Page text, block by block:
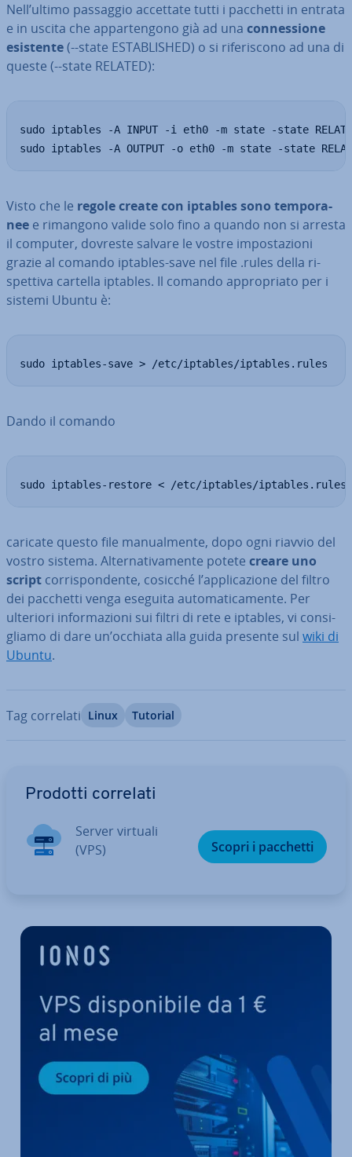
Nell’ultimo passaggio accettate tutti i pacchetti in entrata
e in uscita che ap­par­ten­go­no già ad una con­nes­sio­ne
esistente(--state ESTA­BLI­SHED) o si ri­fe­ri­sco­no ad una di
queste (--state RELATED):
sudo iptables -A INPUT -i eth0 -m state -state
sudo iptables -A OUTPUT -o eth0 -m state -state
Visto che le regole create con iptables sono tem­po­ra­
nee e rimangono valide solo fino a quando non si arresta
il computer, dovreste salvare le vostre im­po­sta­zio­ni
grazie al comando iptables-save nel file .rules della ri­
spet­ti­va cartella iptables. Il comando ap­pro­pria­to per i
sistemi Ubuntu è:
sudo iptables-save > /etc/iptables/iptables.rules
Dando il comando
sudo iptables-restore < /etc/iptables/iptables.rules
caricate questo file ma­nual­men­te, dopo ogni riavvio del
vostro sistema. Al­ter­na­ti­va­men­te potete creare uno
script cor­ri­spon­den­te, cosicché l’ap­pli­ca­zio­ne del filtro
dei pacchetti venga eseguita au­to­ma­ti­ca­men­te. Per
ulteriori in­for­ma­zio­ni sui filtri di rete e iptables, vi con­si­
glia­mo di dare un’occhiata alla guida presente sul wiki di
Ubuntu.
Tag correlati Linux Tutorial
Prodotti correlati
Server virtuali
(VPS)
Scopri i pacchetti